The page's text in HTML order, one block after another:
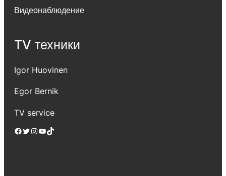
Видеонаблюдение
TV техники
Igor Huovinen
Egor Bernik
TV service
Facebook Twitter Instagram YouTube TikTok